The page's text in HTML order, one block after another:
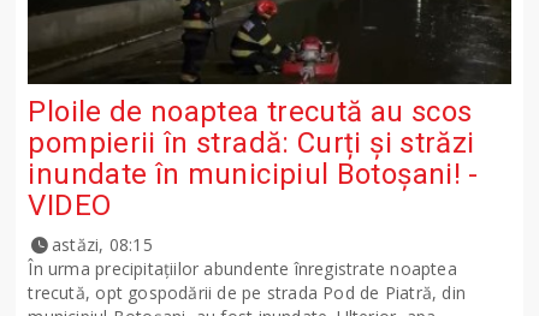
Ploile de noaptea trecută au scos
pompierii în stradă: Curți și străzi
inundate în municipiul Botoșani! -
VIDEO
astăzi, 08:15
În urma precipitațiilor abundente înregistrate noaptea
trecută, opt gospodării de pe strada Pod de Piatră, din